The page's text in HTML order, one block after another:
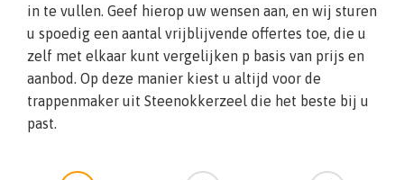
in te vullen. Geef hierop uw wensen aan, en wij sturen
u spoedig een aantal vrijblijvende offertes toe, die u
zelf met elkaar kunt vergelijken p basis van prijs en
aanbod. Op deze manier kiest u altijd voor de
trappenmaker uit Steenokkerzeel die het beste bij u
past.